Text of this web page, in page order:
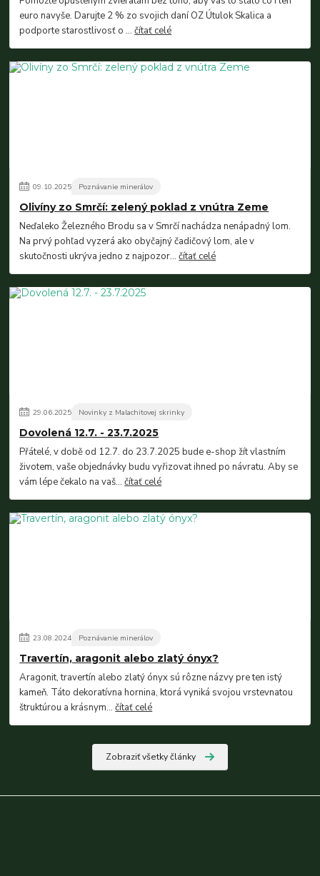
euro navyše. Darujte 2 % zo svojich daní OZ Útulok Skalica a
podporte starostlivosť o ...čítať celé
09.10.2025 Poznávanie minerálov
Olivíny zo Smrčí: zelený poklad z vnútra Zeme
Neďaleko Železného Brodu sa v Smrčí nachádza nenápadný lom.
Na prvý pohľad vyzerá ako obyčajný čadičový lom, ale v
skutočnosti ukrýva jedno z najpozor...čítať celé
29.06.2025 Novinky z Malachitovej skrinky
Dovolená 12.7. - 23.7.2025
Přátelé, v době od 12.7. do 23.7.2025 bude e-shop žít vlastním
životem, vaše objednávky budu vyřizovat ihned po návratu. Aby se
vám lépe čekalo na vaš...čítať celé
23.08.2024 Poznávanie minerálov
Travertín, aragonit alebo zlatý ónyx?
Aragonit, travertín alebo zlatý ónyx sú rôzne názvy pre ten istý
kameň. Táto dekoratívna hornina, ktorá vyniká svojou vrstevnatou
štruktúrou a krásnym...čítať celé
Zobraziť všetky články